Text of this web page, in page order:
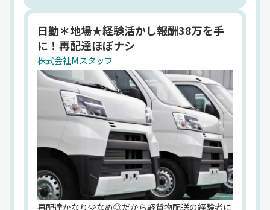
日勤＊地場★経験活かし報酬38万を手
に！再配達ほぼナシ
株式会社Mスタッフ
再配達かなり少なめ◎だから軽貨物配送の経験者に